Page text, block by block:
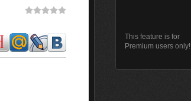
This feature is for
Premium users only!